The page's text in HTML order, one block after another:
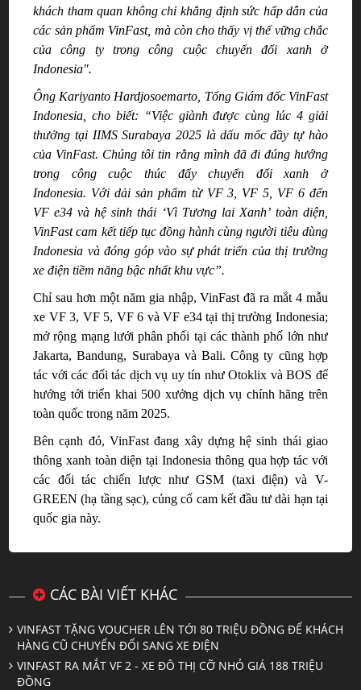
khách tham quan không chỉ khẳng định sức hấp dẫn của
các sản phẩm VinFast, mà còn cho thấy vịthế vững chắc
của công ty trong công cuộc chuyển đổi xanh ở
Indonesia".
Ông Kariyanto Hardjosoemarto, Tổng Giám đốc VinFast
Indonesia, cho biết: “Việc giành được cùng lúc 4 giải
thưởng tại IIMS Surabaya 2025 là dấu mốc đầy tự hào
của VinFast. Chúng tôi tin rằng mình đã đi đúng hướng
trong công cuộc thúc đẩy chuyển đổi xanh ở
Indonesia. Với dảisản phẩm từ VF 3, VF 5, VF 6 đến
VF e34và hệ sinh thái ‘Vì Tương lai Xanh’ toàn diện,
VinFast cam kết tiếp tục đồng hành cùng người tiêu dùng
Indonesia và đóng góp vào sự phát triển của thị trường
xe điện tiềm năng bậc nhất khu vực”.
Chỉ sau hơn một năm gia nhập, VinFast đã ra mắt 4 mẫu
xe VF 3, VF 5, VF 6 và VF e34 tại thị trường Indonesia;
mở rộng mạng lưới phân phối tại các thành phố lớn như
Jakarta, Bandung, Surabaya và Bali. Công ty cũng hợp
tác với các đối tác dịch vụ uy tín như Otoklix và BOS để
hướng tới triển khai 500 xưởng dịch vụ chính hãng trên
toàn quốc trong năm 2025.
Bên cạnh đó, VinFast đang xây dựng hệ sinh thái giao
thông xanh toàn diện tại Indonesia thông qua hợp tác với
các đối tác chiến lược như GSM (taxi điện) và V-
GREEN (hạ tầng sạc), củng cố cam kết đầu tư dài hạn tại
quốc gia này.
CÁC BÀI VIẾT KHÁC
VINFAST TẶNG VOUCHER LÊN TỚI 80 TRIỆU ĐỒNG ĐỂ KHÁCH
HÀNG CŨ CHUYỂN ĐỔI SANG XE ĐIỆN
VINFAST RA MẮT VF 2 - XE ĐÔ THỊ CỠ NHỎ GIÁ 188 TRIỆU
ĐỒNG